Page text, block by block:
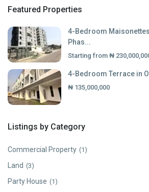
Featured Properties
4-Bedroom
Phas...
Starting from ₦
4-Bedroom Terrace in
₦ 135,000,000
Listings by Category
Commercial Property (1)
Land (3)
Party House (1)